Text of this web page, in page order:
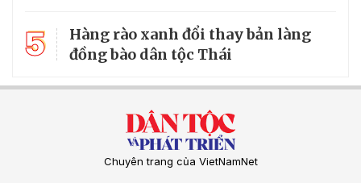
5
Hàng rào xanh đổi thay bản làng
đồng bào dân tộc Thái
Chuyên trang của VietNamNet